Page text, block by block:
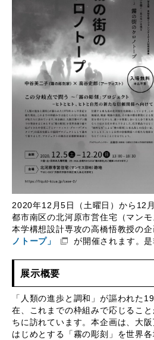
2020年12月5日（土曜日）から12
都市南区の北河原市営住宅（マンモ
本学構想設計専攻の高橋悟教授の企
ノトープ」
が開催されます。是
展示概要
「人類の進歩と調和」が謳われた
在、これまでの枠組みで応じるこ
ちに訪れています。本企画は、大
はじめとする「霧の彫刻」を世界